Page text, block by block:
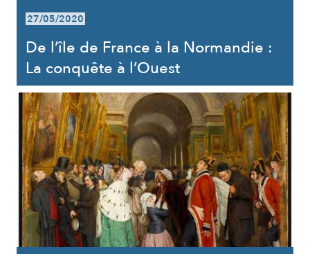
27/05/2020
De l’île de France à la Normandie :
La conquête à l’Ouest